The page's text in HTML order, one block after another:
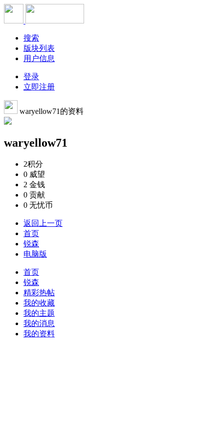
搜索
版块列表
用户信息
登录
立即注册
waryellow71的资料
waryellow71
2积分
0 威望
2 金钱
0 贡献
0 无忧币
返回上一页
首页
锐森
电脑版
首页
锐森
精彩热帖
我的收藏
我的主题
我的消息
我的资料